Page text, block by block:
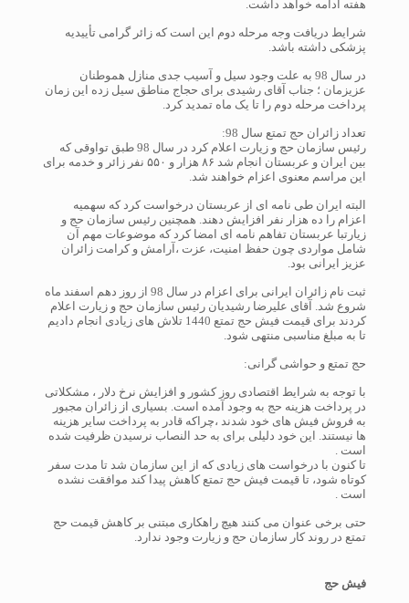
هفته ادامه خواهد داشت.
شرایط دریافت وجه مرحله دوم این است که زائر گرامی تأییدیه
پزشکی داشته باشد.
در سال 98 به علت وجود سیل و آسیب جدی منازل هموطنان
عزیزمان ؛ جناب آقای رشیدی برای حجاج مناطق سیل زده این زمان
پرداخت مرحله دوم را تا یک ماه تمدید کرد.
تعداد زائران حج تمتع سال 98:
رئیس سازمان حج و زیارت اعلام کرد در سال 98 طبق تواوقی که
بین ایران و عربستان انجام شد ۸۶ هزار و ۵۵۰ نفر زائر و خدمه برای
این مراسم معنوی اعزام خواهند شد.
البته ایران طی نامه ای از عربستان درخواست کرد که سهمیه
اعزام را ده هزار نفر افزایش دهند. همچنین رئیس سازمان حج و
زیارتبا عربستان تفاهم نامه ای امضا کرد که موضوعات مهم آن
شامل مواردی چون حفظ امنیت، عزت ،آرامش و کرامت زائران
عزیز ایرانی بود.
ثبت نام زائران ایرانی برای اعزام در سال 98 از روز دهم اسفند ماه
شروع شد. آقای علیرضا رشیدیان رئیس سازمان حج و زیارت اعلام
کردند برای قیمت فیش حج تمتع 1440 تلاش های زیادی انجام دادیم
تا به مبلغ مناسبی منتهی شود.
حج تمتع و حواشی گرانی:
با توجه به شرایط اقتصادی روز کشور و افزایش نرخ دلار ، مشکلاتی
در پرداخت هزینه حج به وجود آمده است. بسیاری از زائران مجبور
به فروش فیش های خود شدند ،چراکه قادر به پرداخت سایر هزینه
ها نیستند. این خود دلیلی برای به حد النصاب نرسیدن ظرفیت شده
است .
تا کنون با درخواست های زیادی که از این سازمان شد تا مدت سفر
کوتاه شود، تا قیمت فیش حج تمتع کاهش پیدا کند موافقت نشده
است .
حتی برخی عنوان می کنند هیچ راهکاری مبتنی بر کاهش قیمت حج
تمتع در روند کار سازمان حج و زیارت وجود ندارد.
فیش حج